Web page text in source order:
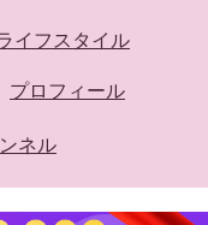
イフスタイル
プロフィール
ネル